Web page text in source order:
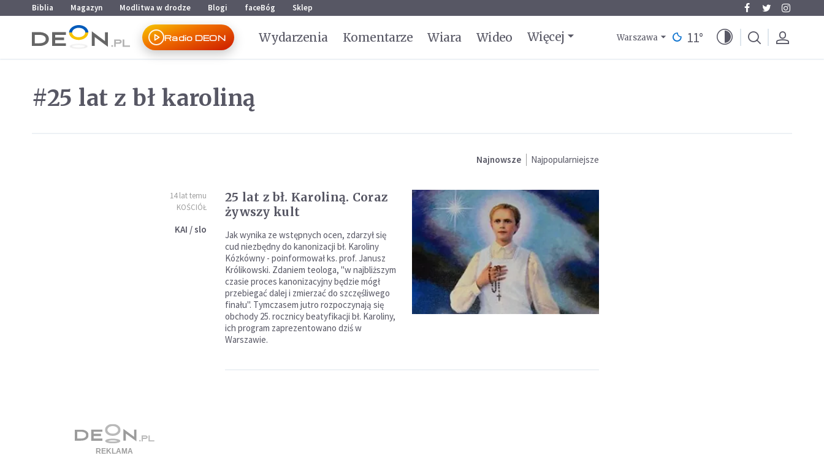
Przejdź do menu głównego
Przejdź do treści
Biblia Magazyn Modlitwa w drodze Blogi faceBóg Sklep
Radio DEON Wydarzenia Komentarze Wiara Wideo Więcej Warszawa 11°
#25 lat z bł karoliną
Najnowsze Najpopularniejsze
14 lat temu
KOŚCIÓŁ
KAI / slo
25 lat z bł. Karoliną. Coraz
żywszy kult
Jak wynika ze wstępnych ocen, zdarzył się
cud niezbędny do kanonizacji bł. Karoliny
Kózkówny - poinformował ks. prof. Janusz
Królikowski. Zdaniem teologa, "w najbliższym
czasie proces kanonizacyjny będzie mógł
przebiegać dalej i zmierzać do szczęśliwego
finału". Tymczasem jutro rozpoczynają się
obchody 25. rocznicy beatyfikacji bł. Karoliny,
ich program zaprezentowano dziś w
Warszawie.